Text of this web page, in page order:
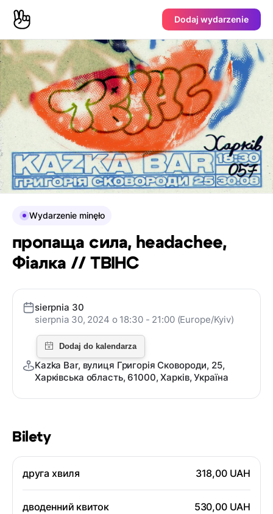
Dodaj wydarzenie
Bilety
друга хвиля 318,00 UAH
дводенний квиток 530,00 UAH
Wydarzenie minęło
пропаща сила, headachee,
Фіалка // ТВІНС
sierpnia 30
sierpnia 30, 2024 o 18:30 - 21:00 (Europe/Kyiv)
Kazka Bar, вулиця Григорія Сковороди, 25,
Харківська область, 61000, Харків, Україна